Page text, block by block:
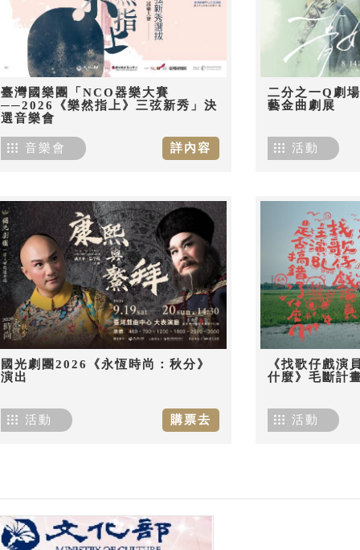
臺灣國樂團「NCO器樂大賽
──2026《樂然指上》三弦新秀」決
選音樂會
詳內容
音樂會
二分之一Q劇
藝金曲劇展
活動
國光劇團2026《永恆時尚：秋分》
演出
購票去
活動
《找歌仔戲演
什麼》毛斷計
活動